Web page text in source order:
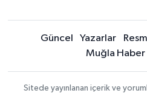
Güncel Yazarlar
Muğla Haber
Sitede yayınlanan içerik ve